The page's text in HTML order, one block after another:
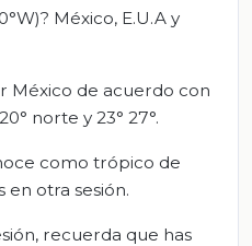
México, E.U.A y
México de acuerdo con
norte y 23° 27°.
como trópico de
en otra sesión.
recuerda que has